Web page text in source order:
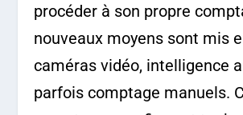
procéder à son propre
nouveaux moyens sont mis
caméras vidéo, intelligence
parfois comptage manuels.